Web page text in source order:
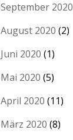
September 2020
August 2020 (2)
Juni 2020 (1)
Mai 2020 (5)
April 2020 (11)
März 2020 (8)